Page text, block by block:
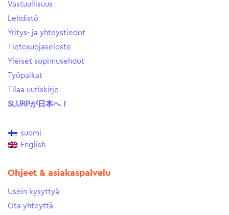
Vastuullisuus
Lehdistö
Yritys- ja yhteystiedot
Tietosuojaseloste
Yleiset sopimusehdot
Työpaikat
Tilaa uutiskirje
SLURPが日本へ！
suomi
English
Ohjeet & asiakaspalvelu
Usein kysyttyä
Ota yhteyttä